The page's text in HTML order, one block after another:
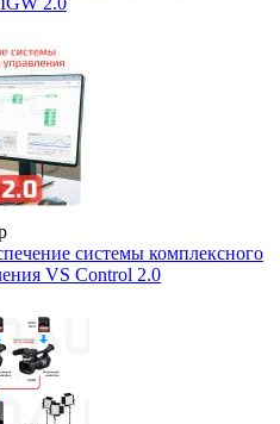
системы комплексного
VS Control 2.0